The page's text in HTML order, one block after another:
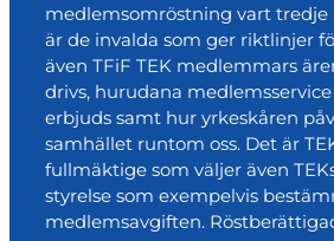
medlemsomröstning vart tredje
är de invalda som ger riktlinjer
även TFiF TEK medlemmars
drivs, hurudana
erbjuds samt hur yrkeskåren
samhället runtom oss. Det är
fullmäktige som väljer även
styrelse som exempelvis
medlemsavgiften.